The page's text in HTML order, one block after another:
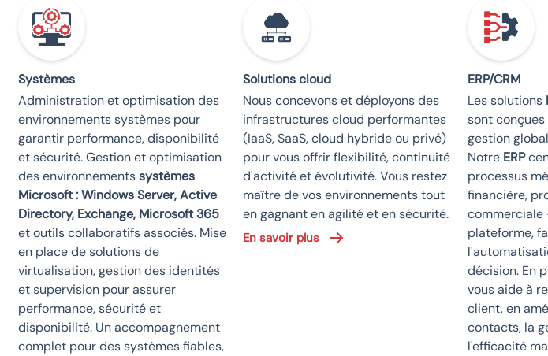
Systèmes
Administration et optimisation des
environnements systèmes pour
garantir performance, disponibilité
et sécurité. Gestion et optimisation
des environnementssystèmes
Microsoft : Windows Server, Active
Directory, Exchange, Microsoft 365
et outils collaboratifs associés. Mise
en place de solutions de
virtualisation, gestion des identités
et supervision pour assurer
performance, sécurité et
disponibilité. Un accompagnement
complet pour des systèmes fiables,
Solutions cloud
Nous concevons et déployons des
infrastructures cloud performantes
(IaaS, SaaS, cloud hybride ou privé)
pour vous offrir flexibilité, continuité
d'activité et évolutivité. Vous restez
maître de vos environnements tout
en gagnant en agilité et en sécurité.
En savoir plus
ERP/CRM
Les solutions
sont
gestion
Notre ERP
processus
financière,
commerciale
plateforme,
décision. En
vous aide à
client, en
contacts, la
l'efficacité